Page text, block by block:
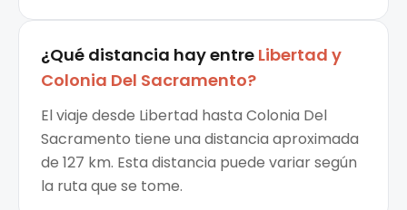
¿Qué distancia hay entre Libertad y
Colonia Del Sacramento?
El viaje desde Libertad hasta Colonia Del
Sacramento tiene una distancia aproximada
de 127 km. Esta distancia puede variar según
la ruta que se tome.